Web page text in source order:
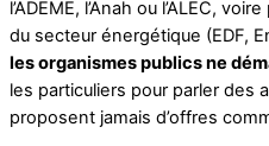
l’ADEME, l’Anah ou l’ALEC,
du secteur énergétique (EDF,
les organismes publics ne
les particuliers pour parler des
proposent jamais d’offres